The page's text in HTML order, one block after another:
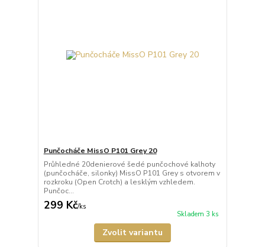
Punčocháče MissO P101 Grey 20
Průhledné 20denierové šedé punčochové kalhoty
(punčocháče, silonky) MissO P101 Grey s otvorem v
rozkroku (Open Crotch) a lesklým vzhledem.
Punčoc...
299 Kč/ks
Skladem 3 ks
Zvolit variantu